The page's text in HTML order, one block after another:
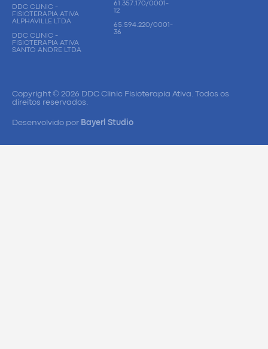
DDC CLINIC -
FISIOTERAPIA ATIVA
ALPHAVILLE LTDA
DDC CLINIC -
FISIOTERAPIA ATIVA
SANTO ANDRE LTDA
61.357.170/0001-
12
65.594.220/0001-
36
Copyright © 2026 DDC Clinic Fisioterapia Ativa. Todos os
direitos reservados.
Desenvolvido por Bayerl Studio